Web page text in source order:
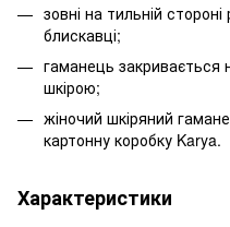
зовні на тильній
блискавці;
гаманець закривається
шкірою;
жіночий шкіряний
картонну коробку Karya.
Характеристики